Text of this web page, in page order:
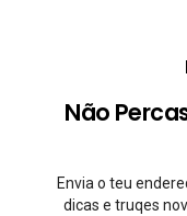
Não
Envia o teu
dicas e truqes